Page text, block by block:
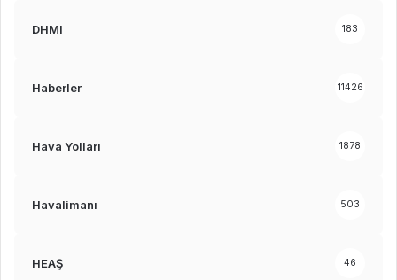
DHMI 183
Haberler 11426
Hava Yolları 1878
Havalimanı 503
HEAŞ 46